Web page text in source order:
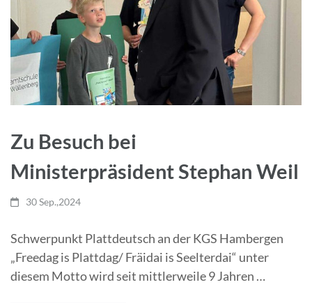
Zu Besuch bei
Ministerpräsident Stephan Weil
30 Sep.,2024
Schwerpunkt Plattdeutsch an der KGS Hambergen
„Freedag is Plattdag/ Fräidai is Seelterdai“ unter
diesem Motto wird seit mittlerweile 9 Jahren …